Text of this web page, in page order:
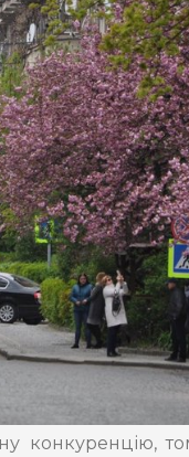
конкуренцію,